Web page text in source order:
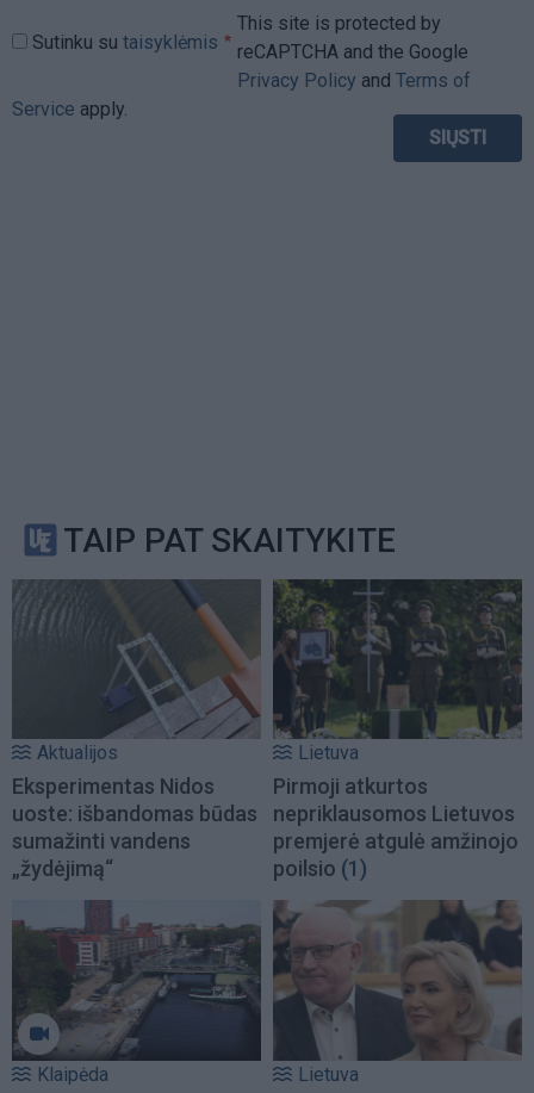
Sutinku su taisyklėmis
This site is protected by
reCAPTCHA and the Google
Privacy Policy and Terms of
Service apply.
TAIP PAT SKAITYKITE
Aktualijos
Eksperimentas Nidos
uoste: išbandomas būdas
sumažinti vandens
„žydėjimą“
Lietuva
Pirmoji atkurtos
nepriklausomos Lietuvos
premjerė atgulė amžinojo
poilsio (1)
Klaipėda Lietuva